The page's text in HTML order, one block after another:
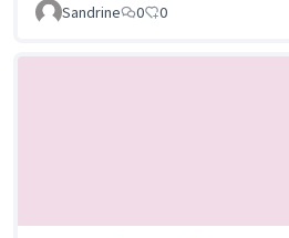
Sandrine 0 0